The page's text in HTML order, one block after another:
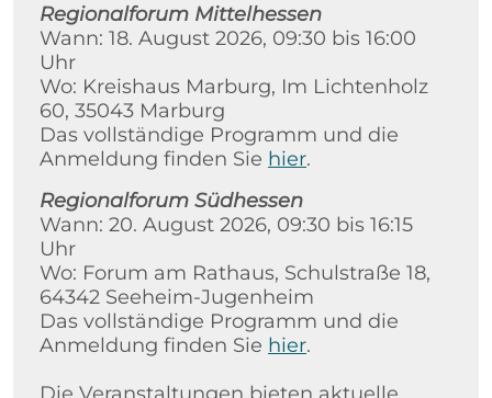
Regionalforum Mittelhessen
Wann: 18. August 2026, 09:30 bis 16:00
Uhr
Wo: Kreishaus Marburg, Im Lichtenholz
60, 35043 Marburg
Das vollständige Programm und die
Anmeldung finden Sie hier.
Regionalforum Südhessen
Wann: 20. August 2026, 09:30 bis 16:15
Uhr
Wo: Forum am Rathaus, Schulstraße 18,
64342 Seeheim-Jugenheim
Das vollständige Programm und die
Anmeldung finden Sie hier.
Die Veranstaltungen bieten aktuelle